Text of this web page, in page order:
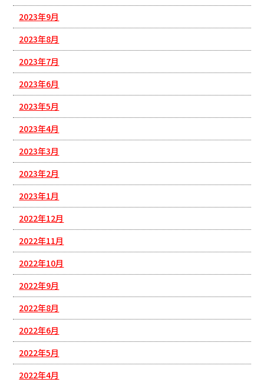
2023年9月
2023年8月
2023年7月
2023年6月
2023年5月
2023年4月
2023年3月
2023年2月
2023年1月
2022年12月
2022年11月
2022年10月
2022年9月
2022年8月
2022年6月
2022年5月
2022年4月